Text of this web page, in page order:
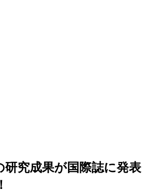
研究成果が国際誌に発表